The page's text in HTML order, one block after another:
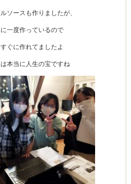
ソースも作りましたが、
に一度作っているので
ぐに作れてましたよ
は本当に人生の宝ですね